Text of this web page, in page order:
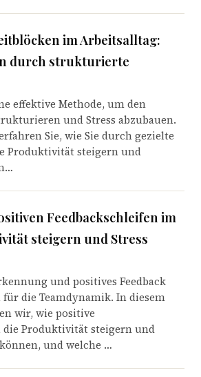
im Arbeitsalltag:
durch strukturierte
effektive Methode, um den
und Stress abzubauen.
Sie, wie Sie durch gezielte
Produktivität steigern und
Feedbackschleifen im
steigern und Stress
und positives Feedback
die Teamdynamik. In diesem
wir, wie positive
die Produktivität steigern und
und welche …